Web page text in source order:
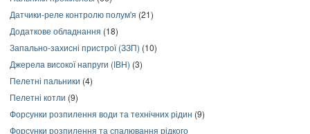
Датчики-реле контролю полум'я (21)
Додаткове обладнання (18)
Запально-захисні пристрої (ЗЗП) (10)
Джерела високої напруги (ІВН) (3)
Пелетні пальники (4)
Пелетні котли (9)
Форсунки розпилення води та технічних рідин (9)
Форсунки розпилення та спалювання рідкого